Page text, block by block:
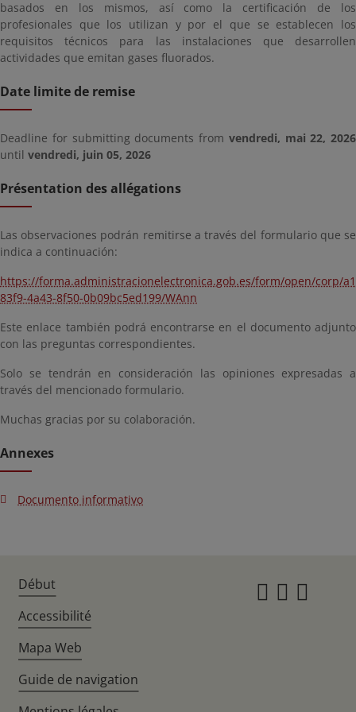
basados en los mismos, así como la certificación de los
profesionales que los utilizan y por el que se establecen los
requisitos técnicos para las instalaciones que desarrollen
actividades que emitan gases fluorados.
Date limite de remise
Deadline for submitting documents from vendredi, mai 22, 2026
until vendredi, juin 05, 2026
Présentation des allégations
Las observaciones podrán remitirse a través del formulario que se
indica a continuación:
https://forma.administracionelectronica.gob.es/form/open/corp/
83f9-4a43-8f50-0b09bc5ed199/WAnn
Este enlace también podrá encontrarse en el documento adjunto
con las preguntas correspondientes.
Solo se tendrán en consideración las opiniones expresadas a
través del mencionado formulario.
Muchas gracias por su colaboración.
Annexes
Documento informativo
Début
Accessibilité
Mapa Web
Guide de navigation